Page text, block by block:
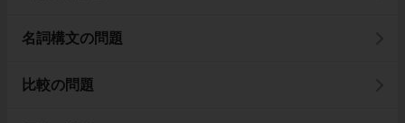
名詞構文の問題
比較の問題